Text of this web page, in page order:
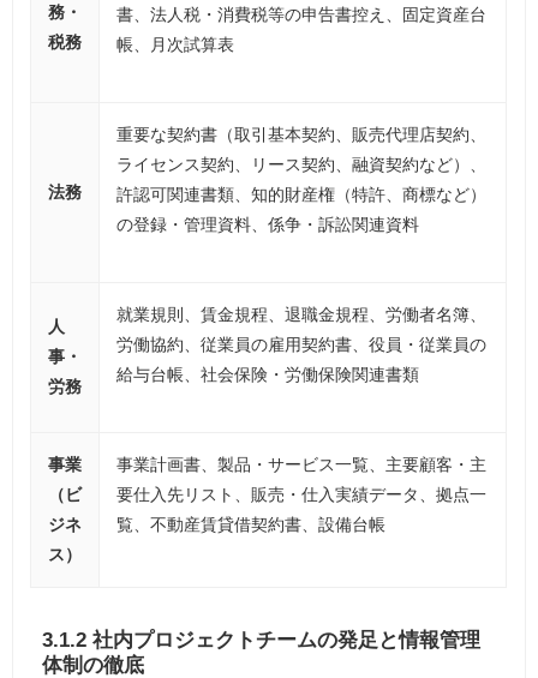
務・
税務
書、法人税・消費税等の申告書控え、固定資産台
帳、月次試算表
法務
重要な契約書（取引基本契約、販売代理店契約、
ライセンス契約、リース契約、融資契約など）、
許認可関連書類、知的財産権（特許、商標など）
の登録・管理資料、係争・訴訟関連資料
人
事・
労務
就業規則、賃金規程、退職金規程、労働者名簿、
労働協約、従業員の雇用契約書、役員・従業員の
給与台帳、社会保険・労働保険関連書類
事業
（ビ
ジネ
ス）
事業計画書、製品・サービス一覧、主要顧客・主
要仕入先リスト、販売・仕入実績データ、拠点一
覧、不動産賃貸借契約書、設備台帳
3.1.2 社内プロジェクトチームの発足と情報管理
体制の徹底